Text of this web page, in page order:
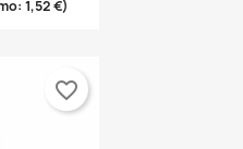
1,52 €)
favorite_border